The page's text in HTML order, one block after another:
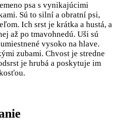
psa s vynikajúcimi
Sú to silní a obratní psi,
Ich srst je krátka a hustá, a
až po tmavohnedú. Uši sú
vysoko na hlave.
zubami. Chvost je stredne
je hrubá a poskytuje im